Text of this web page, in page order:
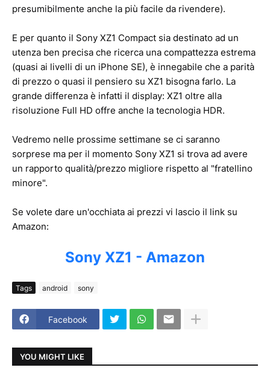
presumibilmente anche la più facile da rivendere).
E per quanto il Sony XZ1 Compact sia destinato ad un
utenza ben precisa che ricerca una compattezza estrema
(quasi ai livelli di un iPhone SE), è innegabile che a parità
di prezzo o quasi il pensiero su XZ1 bisogna farlo. La
grande differenza è infatti il display: XZ1 oltre alla
risoluzione Full HD offre anche la tecnologia HDR.
Vedremo nelle prossime settimane se ci saranno
sorprese ma per il momento Sony XZ1 si trova ad avere
un rapporto qualità/prezzo migliore rispetto al "fratellino
minore".
Se volete dare un'occhiata ai prezzi vi lascio il link su
Amazon:
Sony XZ1 - Amazon
Tags android sony
Facebook
YOU MIGHT LIKE